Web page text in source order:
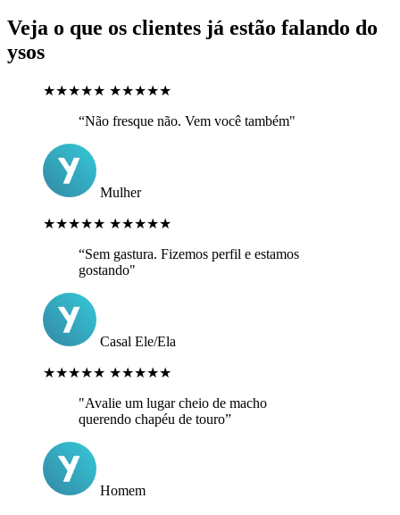
Veja o que os clientes já estão falando do
ysos
★★★★★ ★★★★★
“Não fresque não. Vem você também"
Mulher
★★★★★ ★★★★★
“Sem gastura. Fizemos perfil e estamos
gostando"
Casal Ele/Ela
★★★★★ ★★★★★
"Avalie um lugar cheio de macho
querendo chapéu de touro”
Homem